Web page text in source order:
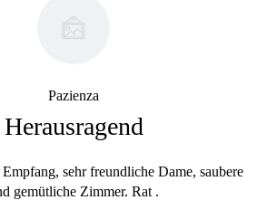
Pazienza
Herausragend
sehr freundliche Dame, saubere
gemütliche Zimmer. Rat .